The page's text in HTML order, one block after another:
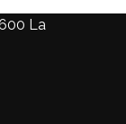
La